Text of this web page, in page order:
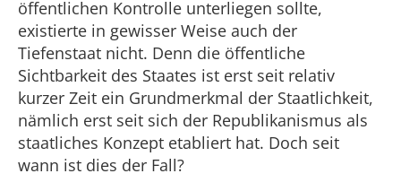
öffentlichen Kontrolle unterliegen sollte,
existierte in gewisser Weise auch der
Tiefenstaat nicht. Denn die öffentliche
Sichtbarkeit des Staates ist erst seit relativ
kurzer Zeit ein Grundmerkmal der Staatlichkeit,
nämlich erst seit sich der Republikanismus als
staatliches Konzept etabliert hat. Doch seit
wann ist dies der Fall?